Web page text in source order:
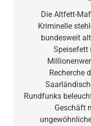
Die Altfett-
Kriminelle
bundesweit
Speisefett
Recherche
Rundfunks
Geschäft